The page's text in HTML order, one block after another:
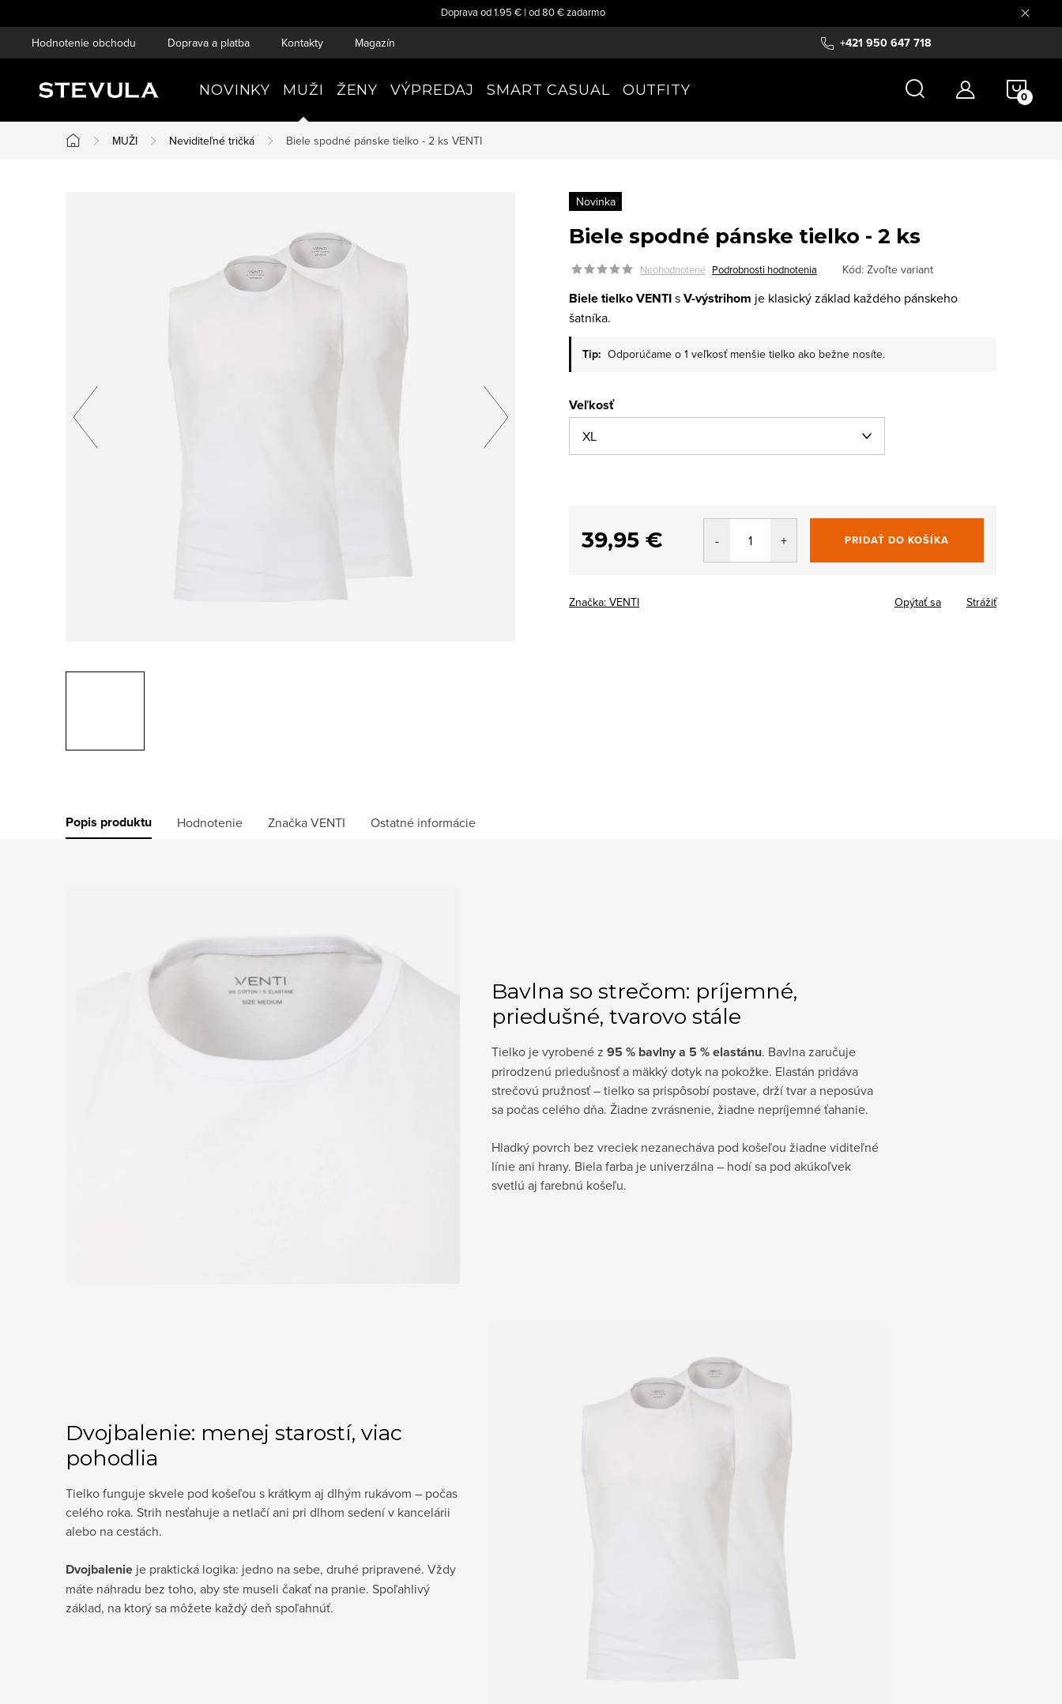
na
Doprava od 1.95 € | od 80 € zadarmo
+421 950 647 718
Hodnotenie obchodu Doprava a platba Kontakty Magazín
NOVINKY MUŽI ŽENY VÝPREDAJ SMART CASUAL OUTFITY
Domov
MUŽI Neviditeľné tričká Biele spodné pánske tielko - 2 ks VENTI
Novinka
Biele spodné pánske tielko - 2 ks
Neohodnotené Podrobnosti hodnotenia Kód: Zvoľte variant
Biele tielko VENTIsV-výstrihom je klasický základ každého pánskeho
šatníka.
Tip: Odporúčame o 1 veľkosť menšie tielko ako bežne nosíte.
Veľkosť
39,95 €
Jednotková
cena:
PRIDAŤ DO KOŠÍKA
Značka: VENTI Opýtať sa Strážiť
Popis produktu Hodnotenie ZnačkaVENTI Ostatné informácie
Bavlna so strečom: príjemné,
priedušné, tvarovo stále
Tielko je vyrobené z 95 % bavlny a 5 % elastánu. Bavlna zaručuje
prirodzenú priedušnosť a mäkký dotyk na pokožke. Elastán pridáva
strečovú pružnosť – tielko sa prispôsobí postave, drží tvar a neposúva
sa počas celého dňa. Žiadne zvrásnenie, žiadne nepríjemné ťahanie.
Hladký povrch bez vreciek nezanecháva pod košeľou žiadne viditeľné
línie ani hrany. Biela farba je univerzálna – hodí sa pod akúkoľvek
svetlú aj farebnú košeľu.
Dvojbalenie: menej starostí, viac
pohodlia
Tielko funguje skvele pod košeľou s krátkym aj dlhým rukávom – počas
celého roka. Strih nesťahuje a netlačí ani pri dlhom sedení v kancelárii
alebo na cestách.
Dvojbalenie je praktická logika: jedno na sebe, druhé pripravené. Vždy
máte náhradu bez toho, aby ste museli čakať na pranie. Spoľahlivý
základ, na ktorý sa môžete každý deň spoľahnúť.